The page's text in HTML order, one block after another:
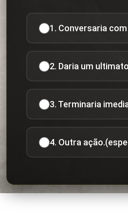
1. Conversaria
2. Daria um ultimato
3. Terminaria
4. Outra